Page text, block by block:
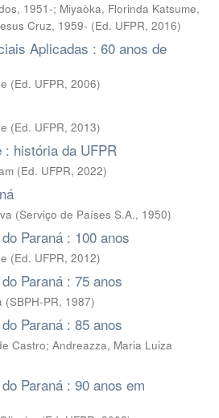
1951-; Miyaòka, Florinda Katsume,
Cruz, 1959- (Ed. UFPR, 2016)
Aplicadas : 60 anos de
(Ed. UFPR, 2006)
(Ed. UFPR, 2013)
: história da UFPR
(Ed. UFPR, 2022)
(Serviço de Países S.A., 1950)
Paraná : 100 anos
(Ed. UFPR, 2012)
Paraná : 75 anos
(SBPH-PR, 1987)
Paraná : 85 anos
Castro; Andreazza, Maria Luiza
Paraná : 90 anos em